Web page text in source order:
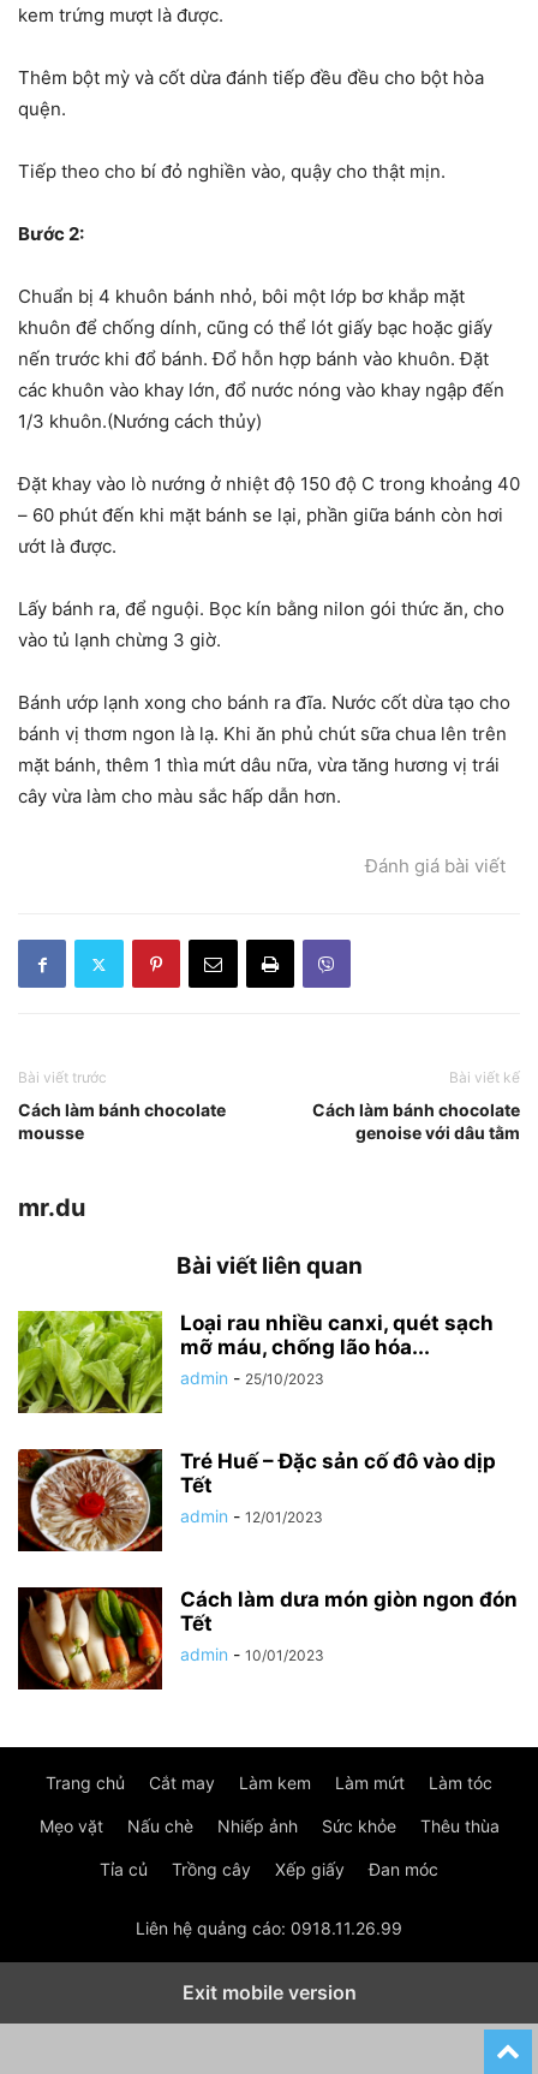
kem trứng mượt là được.
Thêm bột mỳ và cốt dừa đánh tiếp đều đều cho bột hòa
quện.
Tiếp theo cho bí đỏ nghiền vào, quậy cho thật mịn.
Bước 2:
Chuẩn bị 4 khuôn bánh nhỏ, bôi một lớp bơ khắp mặt
khuôn để chống dính, cũng có thể lót giấy bạc hoặc giấy
nến trước khi đổ bánh. Đổ hỗn hợp bánh vào khuôn. Đặt
các khuôn vào khay lớn, đổ nước nóng vào khay ngập đến
1/3 khuôn.(Nướng cách thủy)
Đặt khay vào lò nướng ở nhiệt độ 150 độ C trong khoảng 40
– 60 phút đến khi mặt bánh se lại, phần giữa bánh còn hơi
ướt là được.
Lấy bánh ra, để nguội. Bọc kín bằng nilon gói thức ăn, cho
vào tủ lạnh chừng 3 giờ.
Bánh ướp lạnh xong cho bánh ra đĩa. Nước cốt dừa tạo cho
bánh vị thơm ngon là lạ. Khi ăn phủ chút sữa chua lên trên
mặt bánh, thêm 1 thìa mứt dâu nữa, vừa tăng hương vị trái
cây vừa làm cho màu sắc hấp dẫn hơn.
Đánh giá bài viết
Bài viết trước
Cách làm bánh chocolate
mousse
Bài viết kế
Cách làm bánh chocolate
genoise với dâu tằm
mr.du
Bài viết liên quan
Loại rau nhiều canxi, quét sạch
mỡ máu, chống lão hóa...
admin - 25/10/2023
Tré Huế – Đặc sản cố đô vào dịp
Tết
admin - 12/01/2023
Cách làm dưa món giòn ngon đón
Tết
admin - 10/01/2023
Trang chủ Cắt may Làm kem Làm mứt Làm tóc
Mẹo vặt Nấu chè Nhiếp ảnh Sức khỏe Thêu thùa
Tỉa củ Trồng cây Xếp giấy Đan móc
Liên hệ quảng cáo: 0918.11.26.99
Exit mobile version